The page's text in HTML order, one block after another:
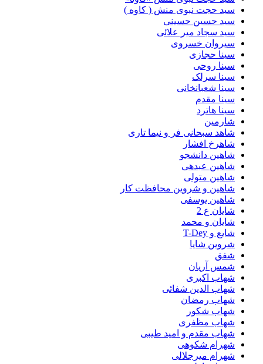
سید حجت نبوی منش ( کاوه )
سید حسین حسینى
سید سجاد میر علائی
سیروان خسروی
سینا حجازی
سینا روحی
سینا سرلک
سینا شعبانخانی
سینا مقدم
سینا هاترد
شارمین
شاهد سبحانی فر و نیما تاری
شاهرخ افشار
شاهین دانشجو
شاهین عبدهی
شاهین متولی
شاهین و شروین محافظت کار
شاهین یوسفی
شایان ع 2
شایان و محمد
شایع و T-Dey
شروین شایا
شفق
شمس آریان
شهاب اکبری
شهاب الدین شفائی
شهاب رمضان
شهاب شکور
شهاب مظفری
شهاب مقدم و امید طیبی
شهرام شکوهی
شهرام میرجلالی